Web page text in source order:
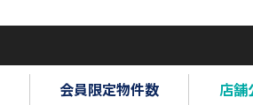
会員限定物件数 店舗